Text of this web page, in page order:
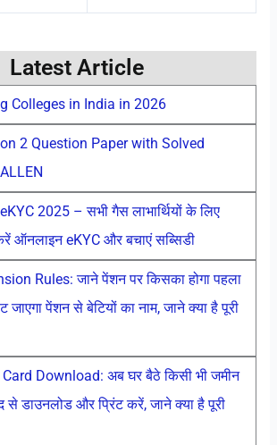
Latest Article
Colleges in India in 2026
2 Question Paper with Solved
2025 – सभी गैस लाभार्थियों के लिए
ऑनलाइन eKYC और बचाएं सब्सिडी
Rules: जाने पेंशन पर किसका होगा पहला
जाएगा पेंशन से बेटियों का नाम, जाने क्या है पूरी
Download: अब घर बैठे किसी भी जमीन
से डाउनलोड और प्रिंट करें, जाने क्या है पूरी